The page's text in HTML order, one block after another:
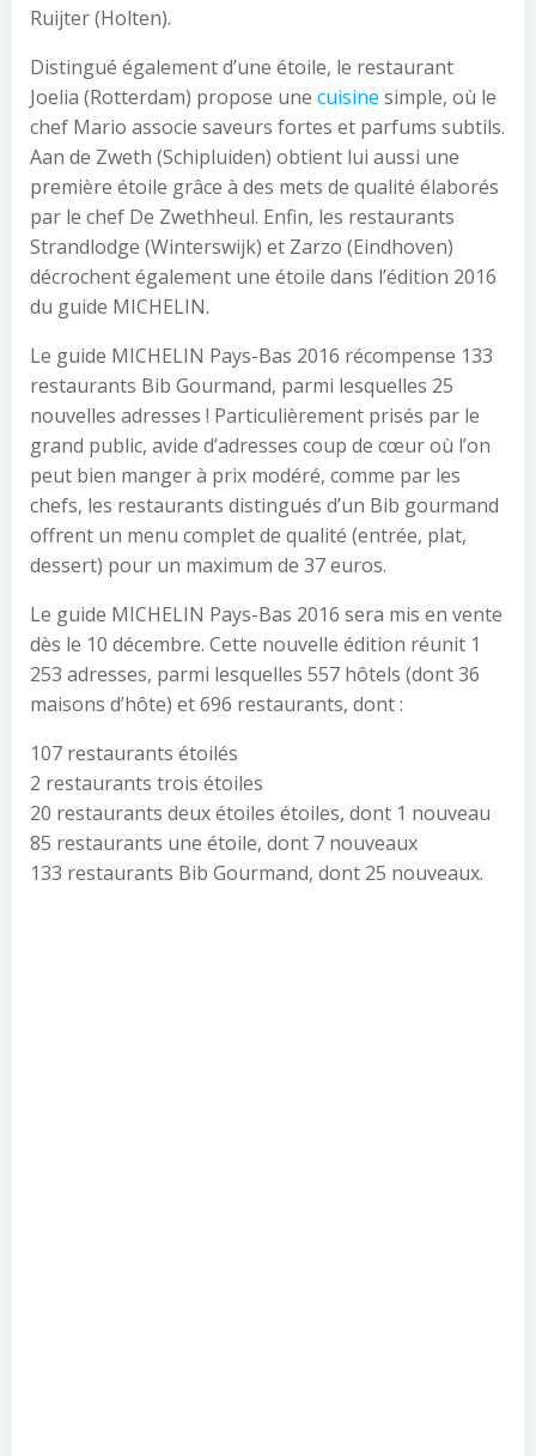
Ruijter (Holten).
Distingué également d’une étoile, le restaurant
Joelia (Rotterdam) propose une cuisine simple, où le
chef Mario associe saveurs fortes et parfums subtils.
Aan de Zweth (Schipluiden) obtient lui aussi une
première étoile grâce à des mets de qualité élaborés
par le chef De Zwethheul. Enfin, les restaurants
Strandlodge (Winterswijk) et Zarzo (Eindhoven)
décrochent également une étoile dans l’édition 2016
du guide MICHELIN.
Le guide MICHELIN Pays-Bas 2016 récompense 133
restaurants Bib Gourmand, parmi lesquelles 25
nouvelles adresses ! Particulièrement prisés par le
grand public, avide d’adresses coup de cœur où l’on
peut bien manger à prix modéré, comme par les
chefs, les restaurants distingués d’un Bib gourmand
offrent un menu complet de qualité (entrée, plat,
dessert) pour un maximum de 37 euros.
Le guide MICHELIN Pays-Bas 2016 sera mis en vente
dès le 10 décembre. Cette nouvelle édition réunit 1
253 adresses, parmi lesquelles 557 hôtels (dont 36
maisons d’hôte) et 696 restaurants, dont :
107 restaurants étoilés
2 restaurants trois étoiles
20 restaurants deux étoiles étoiles, dont 1 nouveau
85 restaurants une étoile, dont 7 nouveaux
133 restaurants Bib Gourmand, dont 25 nouveaux.